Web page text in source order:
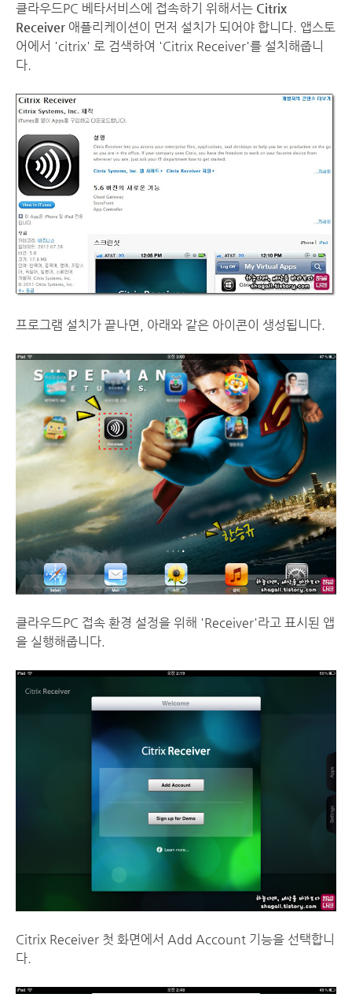
클라우드PC 베타서비스에 접속하기 위해서는 Citrix
Receiver 애플리케이션이 먼저 설치가 되어야 합니다. 앱스토
어에서 'citrix' 로 검색하여 'Citrix Receiver'를 설치해줍니
다.
프로그램 설치가 끝나면, 아래와 같은 아이콘이 생성됩니다.
클라우드PC 접속 환경 설정을 위해 'Receiver'라고 표시된 앱
을 실행해줍니다.
Citrix Receiver 첫 화면에서 Add Account 기능을 선택합니
다.